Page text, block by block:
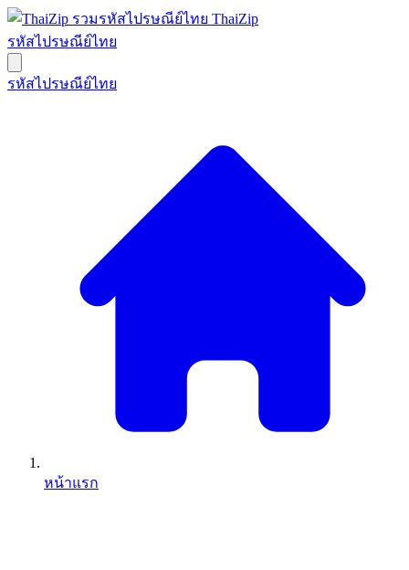
ThaiZip
รหัสไปรษณีย์ไทย
รหัสไปรษณีย์ไทย
หน้าแรก